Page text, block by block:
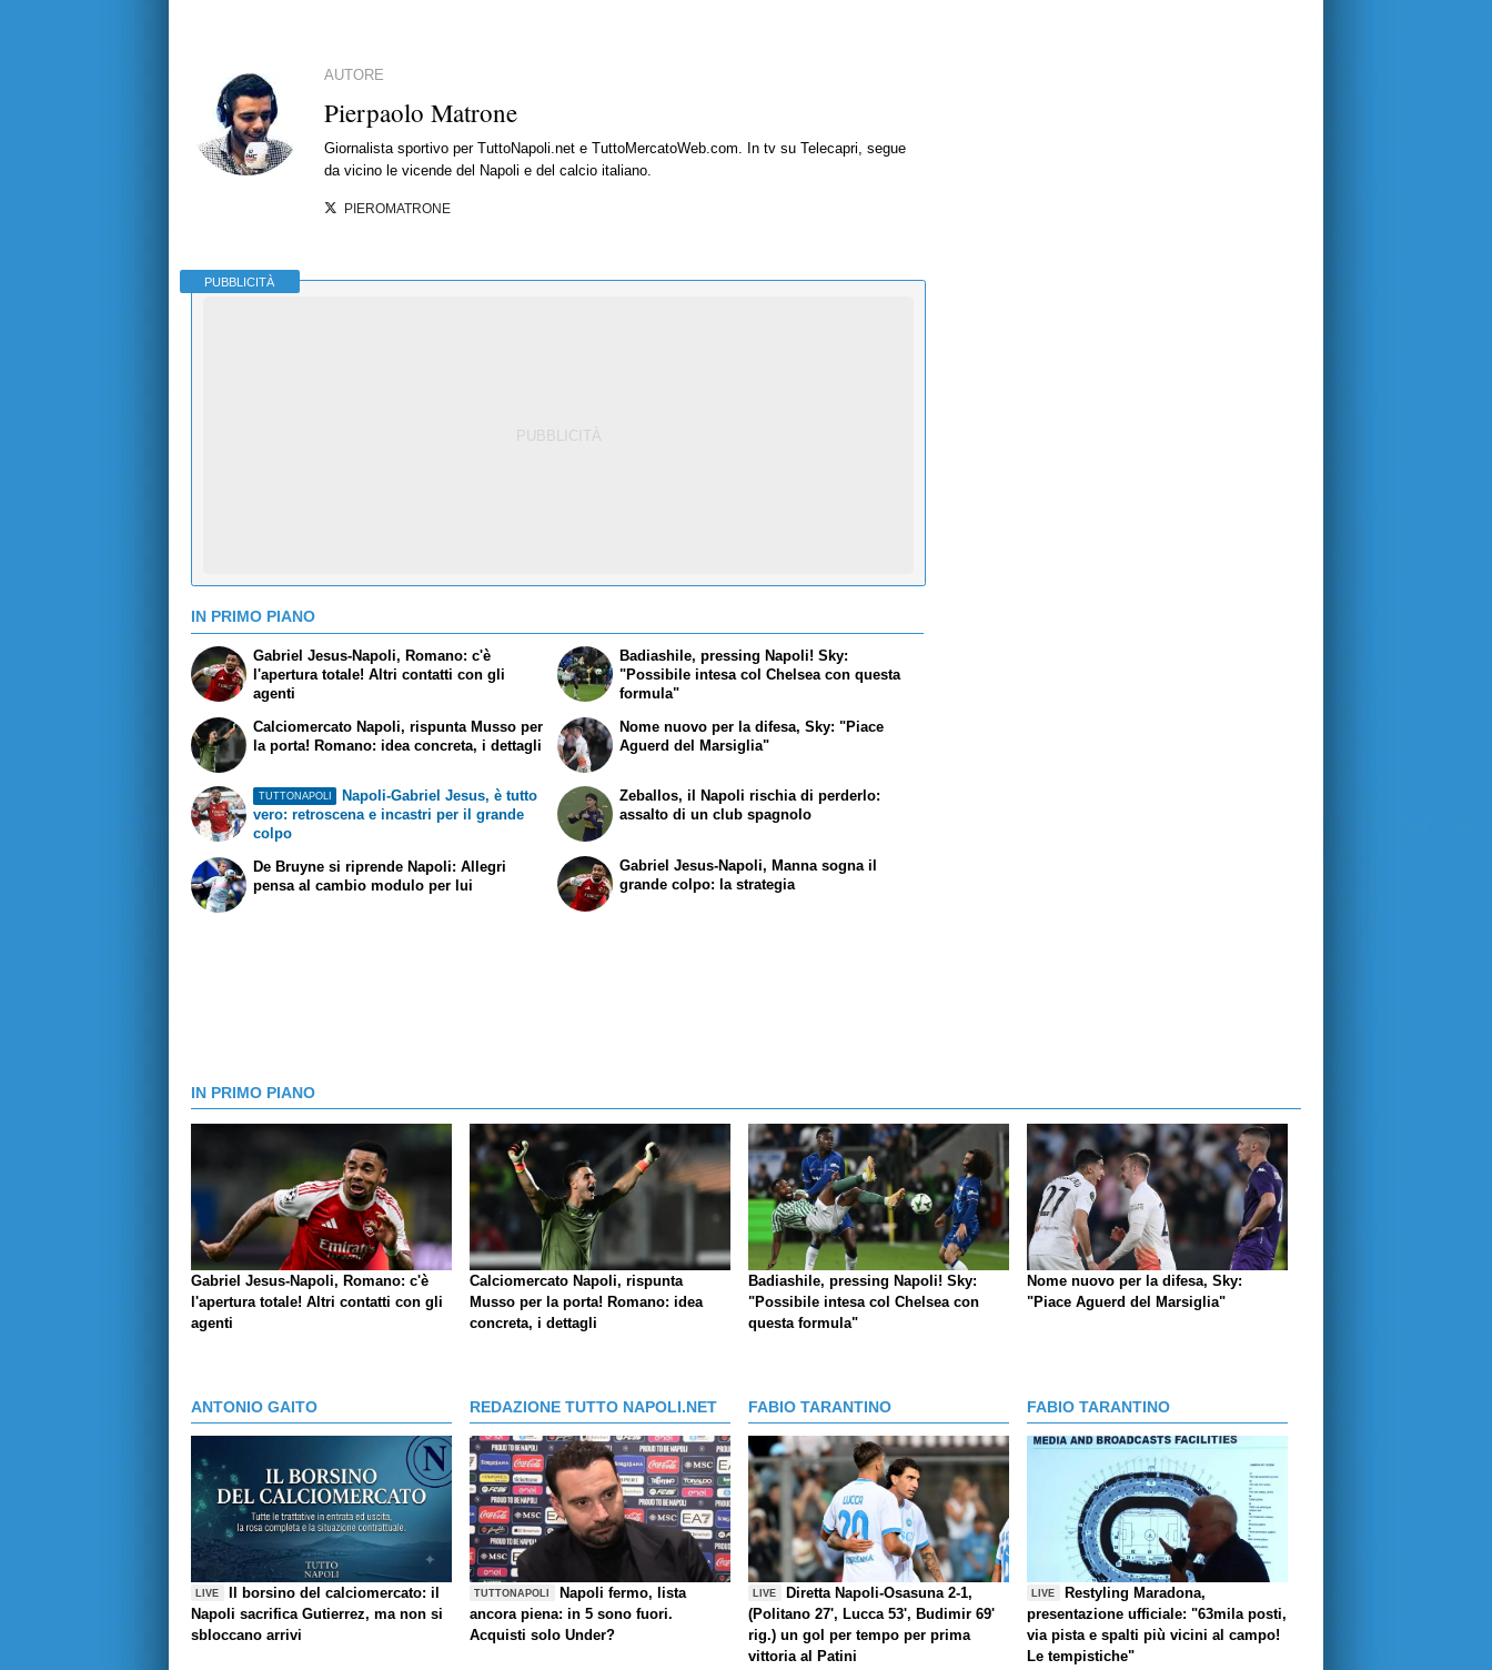
AUTORE
Pierpaolo Matrone
Giornalista sportivo per TuttoNapoli.net e TuttoMercatoWeb.com. In tv su Telecapri, segue
da vicino le vicende del Napoli e del calcio italiano.
PIEROMATRONE
PUBBLICITÀ
IN PRIMO PIANO
Gabriel Jesus-Napoli, Romano: c'è
l'apertura totale! Altri contatti con gli
agenti
Calciomercato Napoli, rispunta Musso per
la porta! Romano: idea concreta, i dettagli
Badiashile, pressing Napoli! Sky:
"Possibile intesa col Chelsea con questa
formula"
Nome nuovo per la difesa, Sky: "Piace
Aguerd del Marsiglia"
TUTTONAPOLI
Napoli-Gabriel Jesus, è tutto
vero: retroscena e incastri per il grande
colpo
De Bruyne si riprende Napoli: Allegri
pensa al cambio modulo per lui
Zeballos, il Napoli rischia di perderlo:
assalto di un club spagnolo
Gabriel Jesus-Napoli, Manna sogna il
grande colpo: la strategia
IN PRIMO PIANO
Gabriel Jesus-Napoli, Romano: c'è
l'apertura totale! Altri contatti con gli
agenti
Calciomercato Napoli, rispunta
Musso per la porta! Romano: idea
concreta, i dettagli
Badiashile, pressing Napoli! Sky:
"Possibile intesa col Chelsea con
questa formula"
Nome nuovo per la difesa, Sky:
"Piace Aguerd del Marsiglia"
ANTONIO GAITO
LIVE
Il borsino del calciomercato: il
Napoli sacrifica Gutierrez, ma non si
sbloccano arrivi
REDAZIONE TUTTO NAPOLI.NET
TUTTONAPOLI
Napoli fermo, lista
ancora piena: in 5 sono fuori.
Acquisti solo Under?
FABIO TARANTINO
LIVE
Diretta Napoli-Osasuna 2-1,
(Politano 27', Lucca 53', Budimir 69'
rig.) un gol per tempo per prima
vittoria al Patini
FABIO TARANTINO
LIVE
Restyling Maradona,
presentazione ufficiale: "63mila posti,
via pista e spalti più vicini al campo!
Le tempistiche"